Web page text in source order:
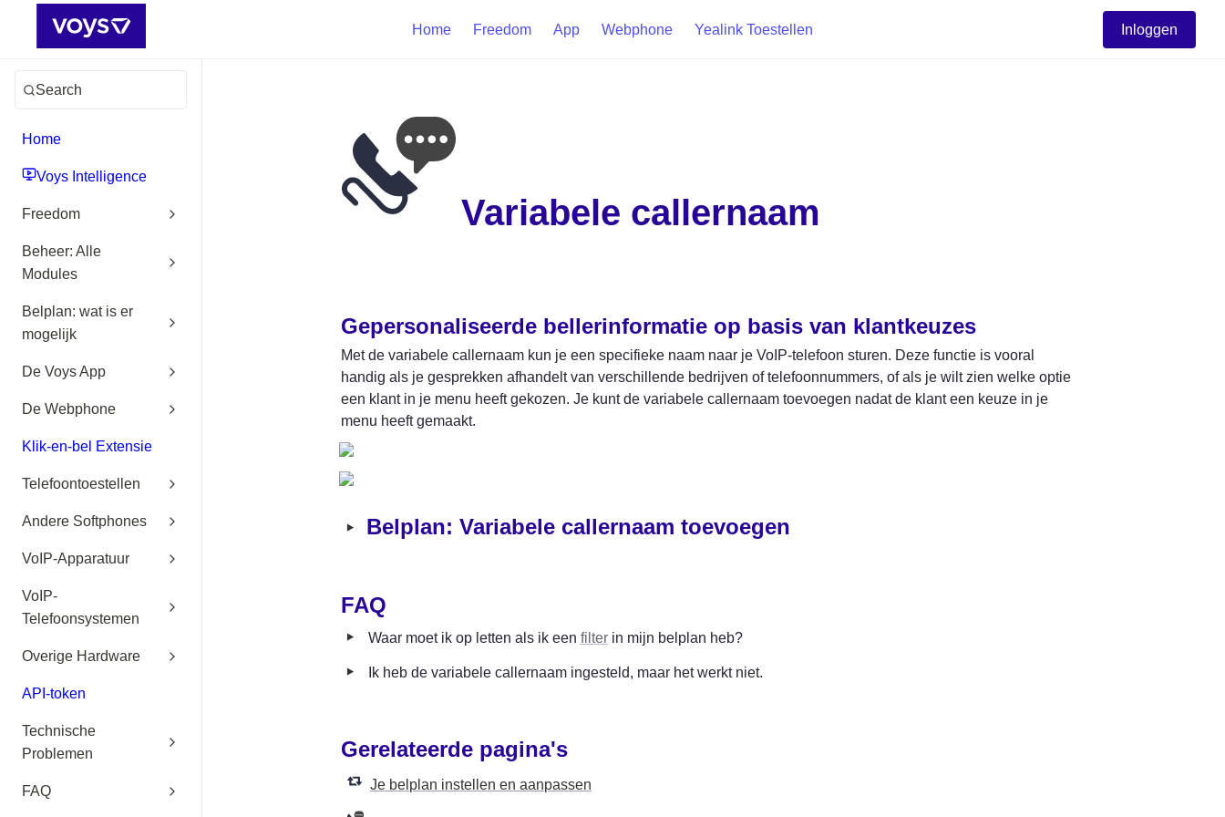
Home Freedom App Webphone Yealink Toestellen Inloggen
Search
Home
Voys Intelligence
Freedom
Beheer: Alle
Modules
Belplan: wat is er
mogelijk
De Voys App
De Webphone
Klik-en-bel Extensie
Telefoontoestellen
Andere Softphones
VoIP-Apparatuur
VoIP-
Telefoonsystemen
Overige Hardware
API-token
Technische
Problemen
FAQ
Variabele callernaam
Gepersonaliseerde bellerinformatie op basis van klantkeuzes
Met de variabele callernaam kun je een specifieke naam naar je VoIP-telefoon sturen. Deze functie is vooral
handig als je gesprekken afhandelt van verschillende bedrijven of telefoonnummers, of als je wilt zien welke optie
een klant in je menu heeft gekozen. Je kunt de variabele callernaam toevoegen nadat de klant een keuze in je
menu heeft gemaakt.
‣ Belplan: Variabele callernaam toevoegen
FAQ
‣ Waar moet ik op letten als ik een filter in mijn belplan heb?
‣ Ik heb de variabele callernaam ingesteld, maar het werkt niet.
Gerelateerde pagina's
Je belplan instellen en aanpassen